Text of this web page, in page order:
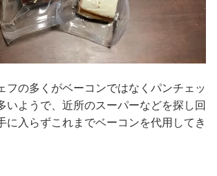
フの多くがベーコンではなくパンチェッ
いようで、近所のスーパーなどを探し回
に入らずこれまでベーコンを代用してき